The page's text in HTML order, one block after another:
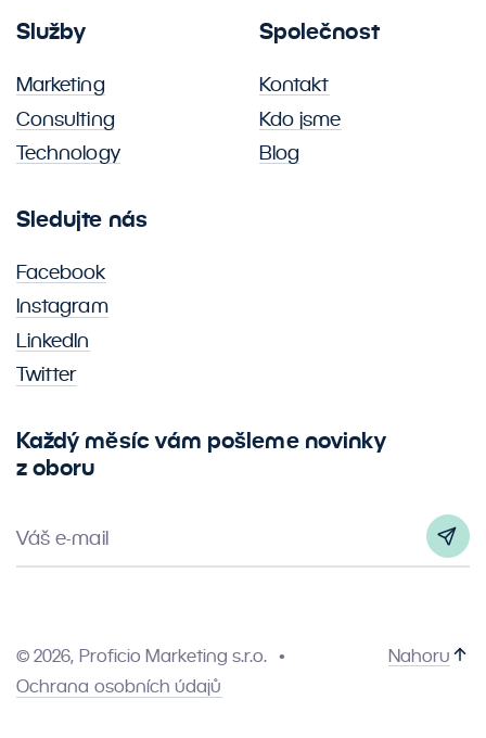
Služby
Marketing
Consulting
Technology
Společnost
Kontakt
Kdo jsme
Blog
Sledujte nás
Facebook
Instagram
LinkedIn
Twitter
Každý měsíc vám pošleme novinky
z oboru
Váš e-mail
© 2026, Proficio Marketing s.r.o.
Ochrana osobních údajů
Nahoru